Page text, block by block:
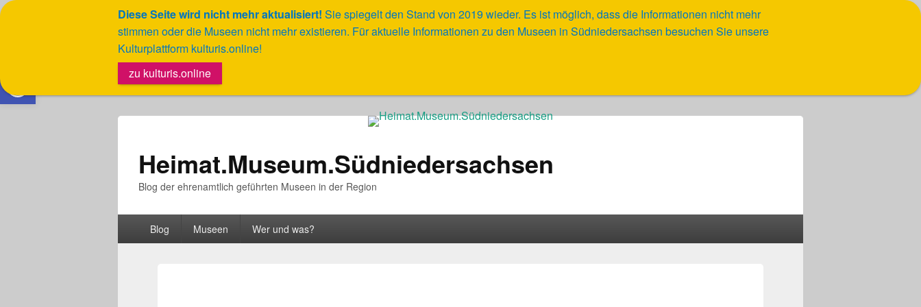
Heimat.Museum.Südniedersachsen
Blog der ehrenamtlich geführten Museen in der Region
Blog Museen Wer und was?
Diese Seite wird nicht mehr aktualisiert! Sie spiegelt den Stand von 2019 wieder. Es ist möglich, dass die Informationen nicht mehr
stimmen oder die Museen nicht mehr existieren. Für aktuelle Informationen zu den Museen in Südniedersachsen besuchen Sie unsere
Kulturplattform kulturis.online!
zu kulturis.online